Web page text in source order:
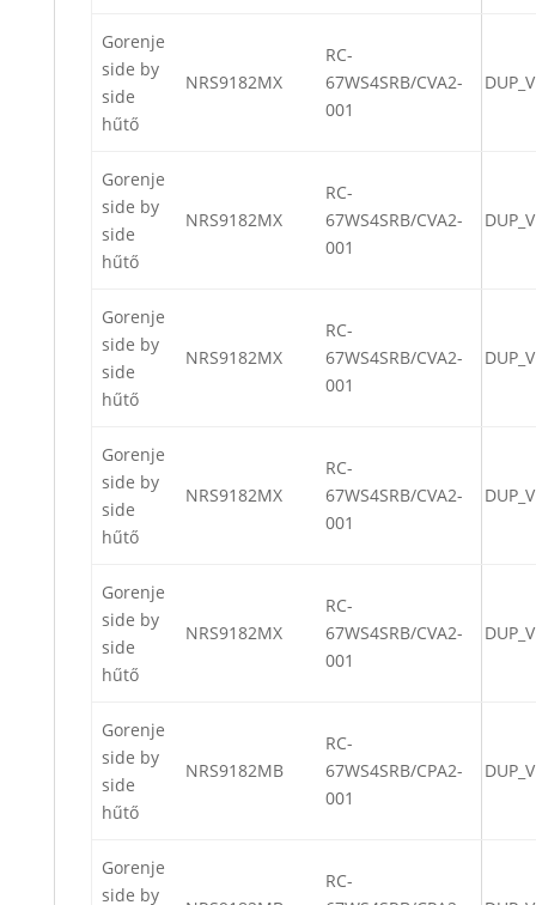
Gorenje
side by
side
hűtő
NRS9182MX
RC-
67WS4SRB/CVA2-
001
Gorenje
side by
side
hűtő
NRS9182MX
RC-
67WS4SRB/CVA2-
001
Gorenje
side by
side
hűtő
NRS9182MX
RC-
67WS4SRB/CVA2-
001
Gorenje
side by
side
hűtő
NRS9182MX
RC-
67WS4SRB/CVA2-
001
Gorenje
side by
side
hűtő
NRS9182MX
RC-
67WS4SRB/CVA2-
001
Gorenje
side by
side
hűtő
NRS9182MB
RC-
67WS4SRB/CPA2-
001
Gorenje
side by
RC-